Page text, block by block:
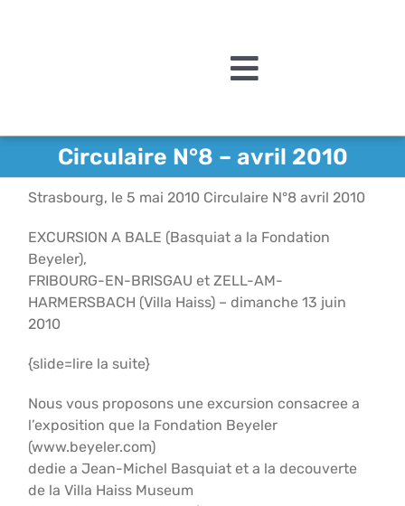
Toggle
L’association
Agenda
Editions
Circulaire N°8 – avril 2010
Strasbourg, le 5 mai 2010 Circulaire N°8 avril 2010
EXCURSION A BALE (Basquiat a la Fondation
Beyeler),
FRIBOURG-EN-BRISGAU et ZELL-AM-
HARMERSBACH (Villa Haiss) – dimanche 13 juin
2010
{slide=lire la suite}
Nous vous proposons une excursion consacree a
l’exposition que la Fondation Beyeler
(www.beyeler.com)
dedie a Jean-Michel Basquiat et a la decouverte
de la Villa Haiss Museum